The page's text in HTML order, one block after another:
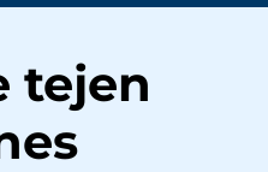
tejen